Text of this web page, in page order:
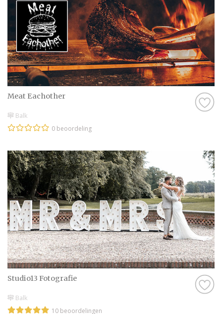
Meat Eachother
Balk
0 beoordeling
Studio13 Fotografie
Balk
10 beoordelingen